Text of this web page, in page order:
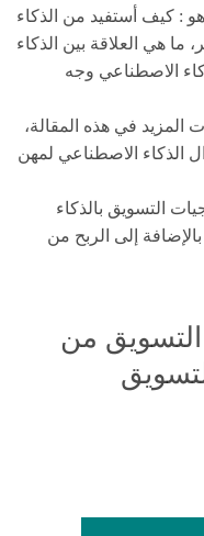
: كيف أستفيد من الذكاء
ما هي العلاقة بين الذكاء
الاصطناعي وجه
المزيد في هذه المقالة،
الذكاء الاصطناعي لمهن
التسويق بالذكاء
إلى الربح من
من